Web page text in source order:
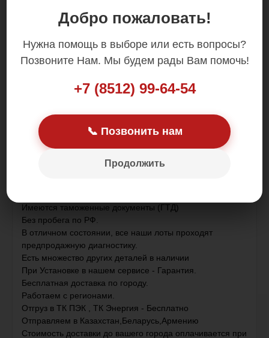
Добро пожаловать!
Нужна помощь в выборе или есть вопросы?
Позвоните Нам. Мы будем рады Вам помочь!
+7 (8512) 99-64-54
📞 Позвонить нам
Продолжить
Имеются таможенные документы (ГТД)
Без пробега по РФ.
В отличном состоянии, все наши лоты проходят
предпродажную диагностику.
Есть множество других деталей в наличии
При Установке в нашем сервисе - Гарантия.
Бесплатная доставка по городу.
Работаем с регионами.
Отгруз в ТК ПЭК , ТК Энергия - Бесплатно
Отправляем в Казахстан,Беларусь,Армению
Стоимость доставки до вашего города оплачивается при